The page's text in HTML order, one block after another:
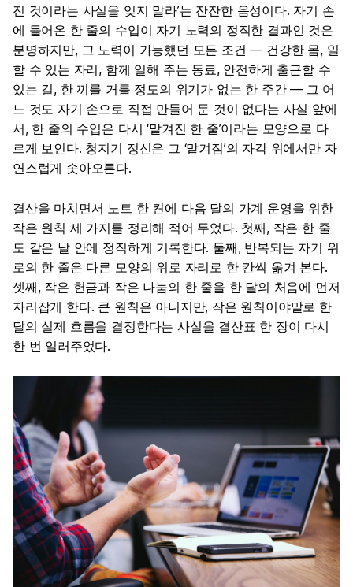
진 것이라는 사실을 잊지 말라’는 잔잔한 음성이다. 자기 손
에 들어온 한 줄의 수입이 자기 노력의 정직한 결과인 것은
분명하지만, 그 노력이 가능했던 모든 조건 ― 건강한 몸, 일
할 수 있는 자리, 함께 일해 주는 동료, 안전하게 출근할 수
있는 길, 한 끼를 거를 정도의 위기가 없는 한 주간 ― 그 어
느 것도 자기 손으로 직접 만들어 둔 것이 없다는 사실 앞에
서, 한 줄의 수입은 다시 ‘맡겨진 한 줄’이라는 모양으로 다
르게 보인다. 청지기 정신은 그 ‘맡겨짐’의 자각 위에서만 자
연스럽게 솟아오른다.
결산을 마치면서 노트 한 켠에 다음 달의 가계 운영을 위한
작은 원칙 세 가지를 정리해 적어 두었다. 첫째, 작은 한 줄
도 같은 날 안에 정직하게 기록한다. 둘째, 반복되는 자기 위
로의 한 줄은 다른 모양의 위로 자리로 한 칸씩 옮겨 본다.
셋째, 작은 헌금과 작은 나눔의 한 줄을 한 달의 처음에 먼저
자리잡게 한다. 큰 원칙은 아니지만, 작은 원칙이야말로 한
달의 실제 흐름을 결정한다는 사실을 결산표 한 장이 다시
한 번 일러주었다.